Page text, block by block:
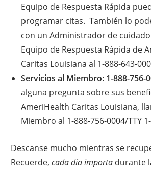
Equipo de Respuesta Rápida
programar citas. También lo
con un Administrador de
Equipo de Respuesta Rápida de
Caritas Louisiana al 1-888-643-
Servicios al Miembro: 1-888-756-
alguna pregunta sobre sus
AmeriHealth Caritas Louisiana,
Miembro al 1-888-756-0004/TTY
Descanse mucho mientras se
Recuerde,cada día importa durante